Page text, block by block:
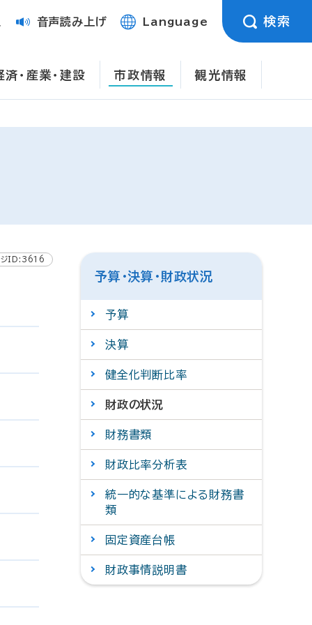
音声読み上げ Language 検索
済・産業・建設 市政情報 観光情報
ジID:3616
予算・決算・財政状況
予算
決算
健全化判断比率
財政の状況
財務書類
財政比率分析表
統一的な基準による財務書
類
固定資産台帳
財政事情説明書